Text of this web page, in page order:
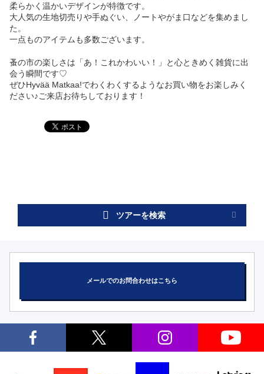
柔らかく温かいデザインが特徴です。
大人気の生地切売りや手ぬぐい、ノートやがま口などを集めまし
た。
一点ものアイテムも多数ございます。
蚤の市の楽しさは「あ！これかわいい！」と心ときめく雑貨に出
会う瞬間です♡
ぜひHyvää Matkaa!でわくわくするようなお買い物をお楽しみく
ださい♪ご来店お待ちしております！
ツアーを検索
メールでのお問合わせはこちら